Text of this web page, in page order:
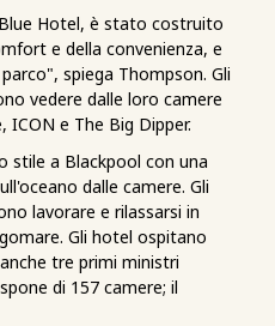
Hotel, è stato costruito
e della convenienza, e
spiega Thompson. Gli
vedere dalle loro camere
e The Big Dipper.
stile a Blackpool con una
dalle camere. Gli
lavorare e rilassarsi in
Gli hotel ospitano
tre primi ministri
di 157 camere; il